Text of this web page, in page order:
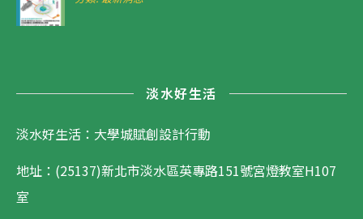
淡水好生活
淡水好生活：大學城賦創設計行動
地址：(25137)新北市淡水區英專路151號宮燈教室H107
室